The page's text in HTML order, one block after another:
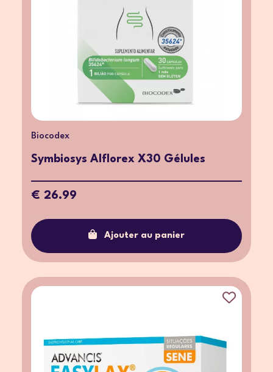
Biocodex
Symbiosys Alflorex X30 Gélules
€ 26.99
Ajouter au panier